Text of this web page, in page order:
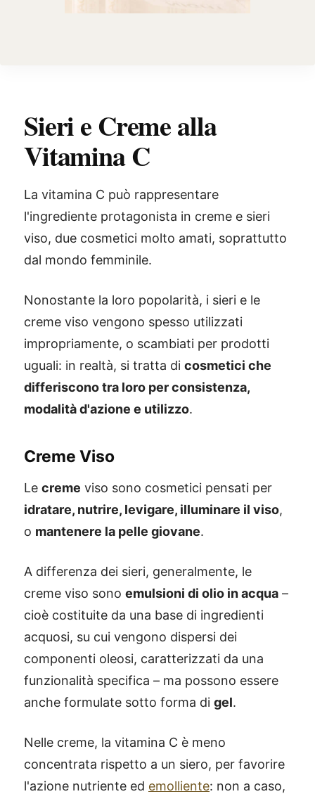
Sieri e Creme alla
Vitamina C
La vitamina C può rappresentare
l'ingrediente protagonista in creme e sieri
viso, due cosmetici molto amati, soprattutto
dal mondo femminile.
Nonostante la loro popolarità, i sieri e le
creme viso vengono spesso utilizzati
impropriamente, o scambiati per prodotti
uguali: in realtà, si tratta di cosmetici che
differiscono tra loro per consistenza,
modalità d'azione e utilizzo.
Creme Viso
Le creme viso sono cosmetici pensati per
idratare, nutrire, levigare, illuminare il viso,
o mantenere la pelle giovane.
A differenza dei sieri, generalmente, le
creme viso sono emulsioni di olio in acqua –
cioè costituite da una base di ingredienti
acquosi, su cui vengono dispersi dei
componenti oleosi, caratterizzati da una
funzionalità specifica – ma possono essere
anche formulate sotto forma di gel.
Nelle creme, la vitamina C è meno
concentrata rispetto a un siero, per favorire
l'azione nutriente ed emolliente: non a caso,
SCOPRI COME FUNZIONA